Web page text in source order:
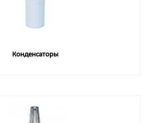
Конденсаторы